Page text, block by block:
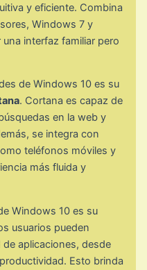
y eficiente. Combina
Windows 7 y
interfaz familiar pero
de Windows 10 es su
. Cortana es capaz de
en la web y
se integra con
teléfonos móviles y
más fluida y
Windows 10 es su
usuarios pueden
aplicaciones, desde
Esto brinda